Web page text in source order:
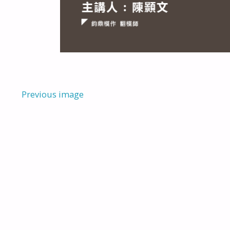
Previous image